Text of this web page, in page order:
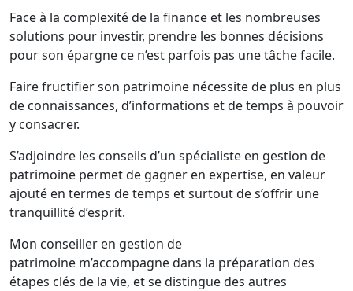
Face à la complexité de la finance et les nombreuses
solutions pour investir, prendre les bonnes décisions
pour son épargne ce n’est parfois pas une tâche facile.
Faire fructifier son patrimoine nécessite de plus en plus
de connaissances, d’informations et de temps à pouvoir
y consacrer.
S’adjoindre les conseils d’un spécialiste en gestion de
patrimoine permet de gagner en expertise, en valeur
ajouté en termes de temps et surtout de s’offrir une
tranquillité d’esprit.
Mon conseiller en gestion de
patrimoine m’accompagne dans la préparation des
étapes clés de la vie, et se distingue des autres